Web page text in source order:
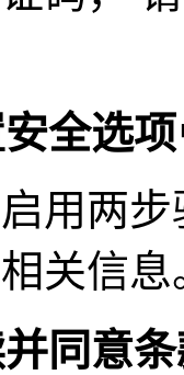
全选项
用两
关信息
同意